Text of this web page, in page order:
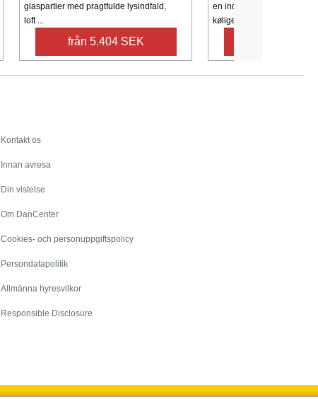
glaspartier med pragtfulde lysindfald,
loft ...
från 5.404 SEK
en indbydende
køligere ...
Kontakt os
Innan avresa
Din vistelse
Om DanCenter
Cookies- och personuppgiftspolicy
Persondatapolitik
Allmänna hyresvilkor
Responsible Disclosure